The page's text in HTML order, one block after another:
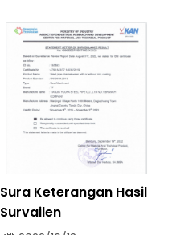
Sura Keterangan Hasil
Survailen